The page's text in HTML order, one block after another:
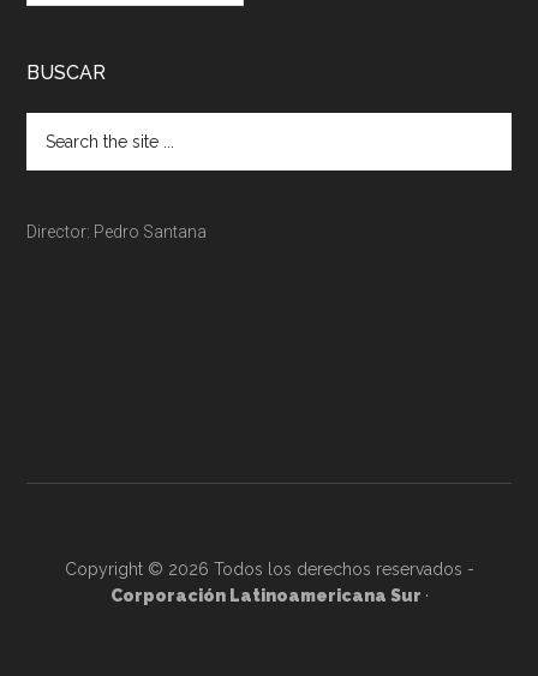
BUSCAR
Director: Pedro Santana
Copyright © 2026 Todos los derechos reservados -
Corporación Latinoamericana Sur ·